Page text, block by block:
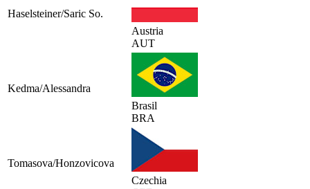
Haselsteiner/Saric So.
Austria
AUT
Kedma/Alessandra
Brasil
BRA
Tomasova/Honzovicova
Czechia